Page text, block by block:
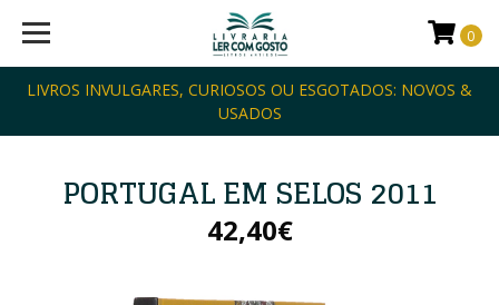
LIVROS INVULGARES, CURIOSOS OU ESGOTADOS: NOVOS &
USADOS
0
PORTUGAL EM SELOS 2011
42,40€